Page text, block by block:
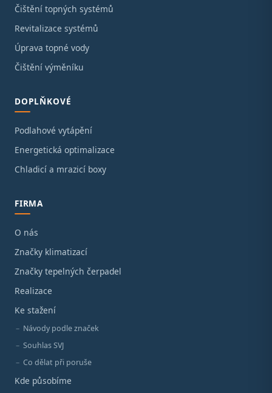
Čištění topných systémů
Revitalizace systémů
Úprava topné vody
Čištění výměníku
DOPLŇKOVÉ
Podlahové vytápění
Energetická optimalizace
Chladicí a mrazicí boxy
FIRMA
O nás
Značky klimatizací
Značky tepelných čerpadel
Realizace
Ke stažení
Návody podle značek
Souhlas SVJ
Co dělat při poruše
Kde působíme